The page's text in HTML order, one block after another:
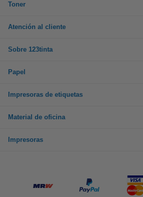
Toner
Atención al cliente
Sobre 123tinta
Papel
Impresoras de etiquetas
Material de oficina
Impresoras